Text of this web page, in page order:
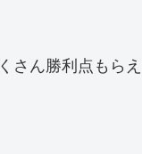
さん勝利点もらえ